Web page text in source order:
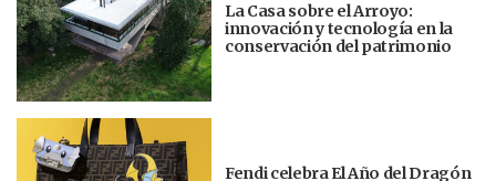
La Casa sobre el Arroyo:
innovación y tecnología en la
conservación del patrimonio
Fendi celebra El Año del Dragón